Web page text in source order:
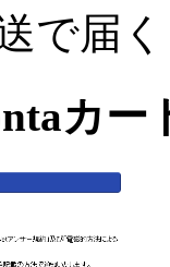
で届く
カー